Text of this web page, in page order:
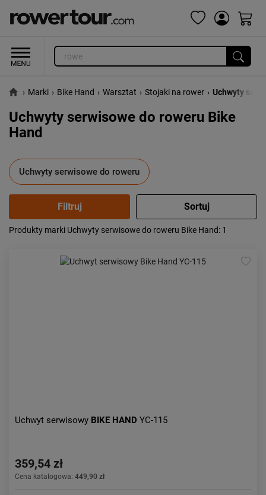
› Marki › Bike Hand › Warsztat › Stojaki na rower › Uchwyty
Uchwyty serwisowe do roweru Bike
Hand
Uchwyty serwisowe do roweru
Popularność:
największa
od najwyższej
Produkty marki Uchwyty serwisowe do roweru Bike Hand: 1
Uchwyt serwisowy BIKE HAND YC-115
359,54 zł
Cena katalogowa: 449,90 zł